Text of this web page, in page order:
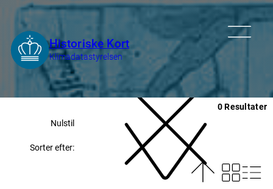
0 Resultater
Nulstil
Sorter efter: